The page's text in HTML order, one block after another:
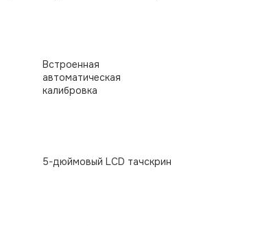
Встроенная
автоматическая
калибровка
5-дюймовый LCD тачскрин